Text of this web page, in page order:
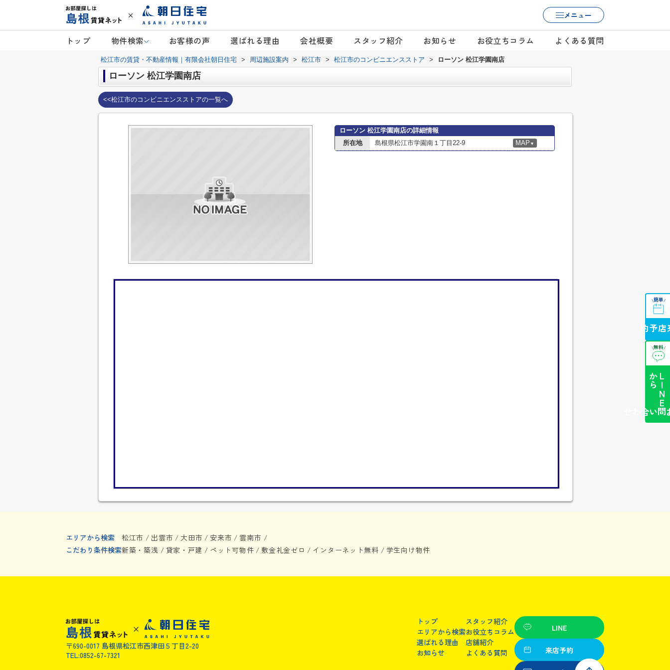
メニュー
トップ 物件検索 お客様の声 選ばれる理由 会社概要 スタッフ紹介 お知らせ お役立ちコラム よくある質問
松江市の賃貸・不動産情報｜有限会社朝日住宅 > 周辺施設案内 > 松江市 > 松江市のコンビニエンスストア > ローソン 松江学園南店
ローソン 松江学園南店
<<松江市のコンビニエンスストアの一覧へ
ローソン 松江学園南店の詳細情報
所在地
島根県松江市学園南１丁目22-9 MAP ▼
エリアから検索 松江市 / 出雲市 / 大田市 / 安来市 / 雲南市 /
こだわり条件検索新築・築浅 / 貸家・戸建 / ペット可物件 / 敷金礼金ゼロ / インターネット無料 / 学生向け物件
〒690-0017 島根県松江市西津田５丁目2-20
TEL:0852-67-7321
トップ
エリアから検索
選ばれる理由
お知らせ
スタッフ紹介
お役立ちコラム
店舗紹介
よくある質問
LINE
来店予約
\簡単/
来店予約
\無料/
L
I
N
E
か
ら